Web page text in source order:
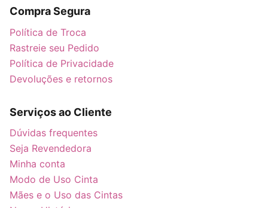
Compra Segura
Política de Troca
Rastreie seu Pedido
Política de Privacidade
Devoluções e retornos
Serviços ao Cliente
Dúvidas frequentes
Seja Revendedora
Minha conta
Modo de Uso Cinta
Mães e o Uso das Cintas